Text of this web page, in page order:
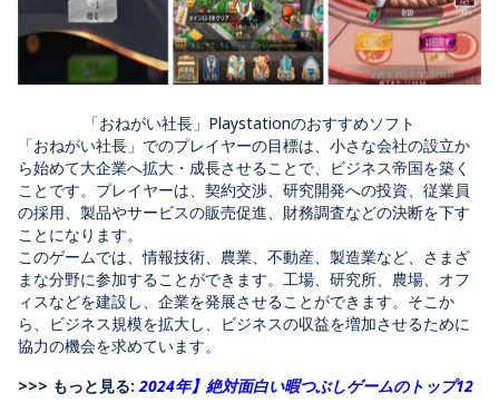
「おねがい社長」Playstationのおすすめソフト
「おねがい社長」でのプレイヤーの目標は、小さな会社の設立か
ら始めて大企業へ拡大・成長させることで、ビジネス帝国を築く
ことです。プレイヤーは、契約交渉、研究開発への投資、従業員
の採用、製品やサービスの販売促進、財務調査などの決断を下す
ことになります。
このゲームでは、情報技術、農業、不動産、製造業など、さまざ
まな分野に参加することができます。工場、研究所、農場、オフ
ィスなどを建設し、企業を発展させることができます。そこか
ら、ビジネス規模を拡大し、ビジネスの収益を増加させるために
協力の機会を求めています。
>>> もっと見る: 2024年】絶対面白い暇つぶしゲームのトップ12